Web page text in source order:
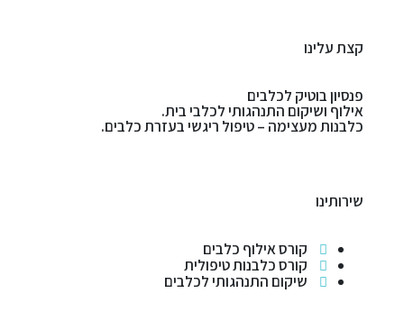
קצת עלינו
פנסיון בוטיק לכלבים
אילוף ושיקום התנהגותי לכלבי בית.
כלבנות מעצימה – טיפול ריגשי בעזרת כלבים.
שירותינו
קורס אילוף כלבים
קורס כלבנות טיפולית
שיקום התנהגותי לכלבים